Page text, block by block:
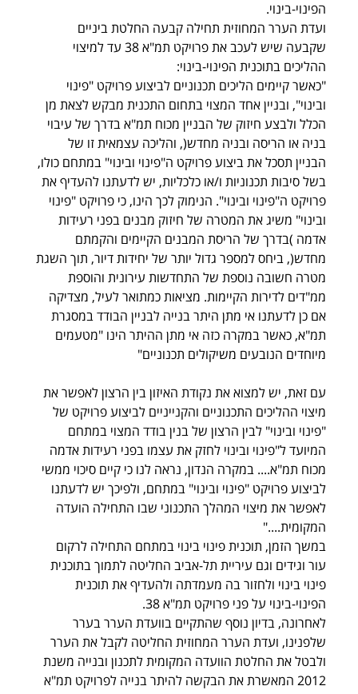
הפינוי-בינוי.
ועדת הערר המחוזית תחילה קבעה החלטת ביניים
שקבעה שיש לעכב את פרויקט תמ"א 38 עד למיצוי
ההליכים בתוכנית הפינוי-בינוי:
"כאשר קיימים הליכים תכנוניים לביצוע פרויקט "פינוי
ובינוי", ובניין אחד המצוי בתחום התכנית מבקש לצאת מן
הכלל ולבצע חיזוק של הבניין מכוח תמ"א בדרך של עיבוי
בניה או הריסה ובניה מחדש(, והליכה עצמאית זו של
הבניין תסכל את ביצוע פרויקט ה"פינוי ובינוי" במתחם כולו,
בשל סיבות תכנוניות ו/או כלכליות, יש לדעתנו להעדיף את
פרויקט ה"פינוי ובינוי". הנימוק לכך הינו, כי פרויקט "פינוי
ובינוי" משיג את המטרה של חיזוק מבנים בפני רעידות
אדמה )בדרך של הריסת המבנים הקיימים והקמתם
מחדש(, ביחס למספר גדול יותר של יחידות דיור, תוך השגת
מטרה חשובה נוספת של התחדשות עירונית והוספת
ממ"דים לדירות הקיימות. מציאות כמתואר לעיל, מצדיקה
אם כן לדעתנו אי מתן היתר בנייה לבניין הבודד במסגרת
תמ"א, כאשר במקרה כזה אי מתן ההיתר הינו "מטעמים
מיוחדים הנובעים משיקולים תכנוניים"
עם זאת, יש למצוא את נקודת האיזון בין הרצון לאפשר את
מיצוי ההליכים התכנוניים והקנייניים לביצוע פרויקט של
"פינוי ובינוי" לבין הרצון של בנין בודד המצוי במתחם
המיועד ל"פינוי ובינוי לחזק את עצמו בפני רעידות אדמה
מכוח תמ"א.... במקרה הנדון, נראה לנו כי קיים סיכוי ממשי
לביצוע פרויקט "פינוי ובינוי" במתחם, ולפיכך יש לדעתנו
לאפשר את מיצוי המהלך התכנוני שבו התחילה הועדה
המקומית...."
במשך הזמן, תוכנית פינוי בינוי במתחם התחילה לרקום
עור וגידים וגם עיריית תל-אביב החליטה לתמוך בתוכנית
פינוי בינוי ולחזור בה מעמדתה ולהעדיף את תוכנית
הפינוי-בינוי על פני פרויקט תמ"א 38.
לאחרונה, בדיון נוסף שהתקיים בוועדת הערר בערר
שלפנינו, ועדת הערר המחוזית החליטה לקבל את הערר
ולבטל את החלטת הוועדה המקומית לתכנון ובנייה משנת
2012 המאשרת את הבקשה להיתר בנייה לפרויקט תמ"א